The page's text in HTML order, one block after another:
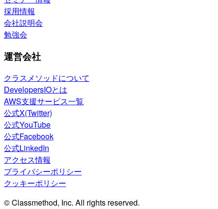
採用情報
会社説明会
勉強会
運営会社
クラスメソッドについて
DevelopersIOとは
AWS支援サービス一覧
公式X(Twitter)
公式YouTube
公式Facebook
公式LinkedIn
アクセス情報
プライバシーポリシー
クッキーポリシー
© Classmethod, Inc. All rights reserved.